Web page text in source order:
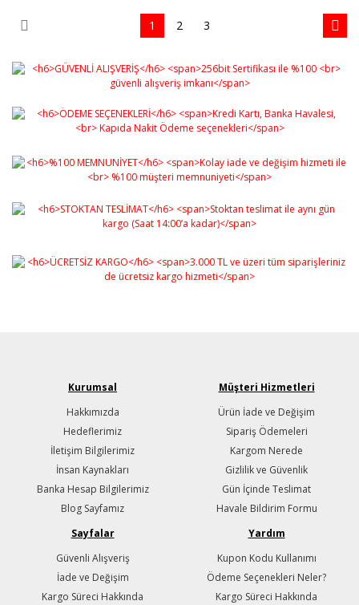
1 2 3
Kurumsal
Hakkımızda
Hedeflerimiz
İletişim Bilgilerimiz
İnsan Kaynakları
Banka Hesap Bilgilerimiz
Blog Sayfamız
Müşteri Hizmetleri
Ürün İade ve Değişim
Sipariş Ödemeleri
Kargom Nerede
Gizlilik ve Güvenlik
Gün İçinde Teslimat
Havale Bildirim Formu
Sayfalar
Güvenli Alışveriş
İade ve Değişim
Kargo Süreci Hakkında
Yardım
Kupon Kodu Kullanımı
Ödeme Seçenekleri Neler?
Kargo Süreci Hakkında